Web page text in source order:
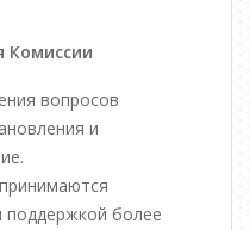
Комиссии
вопросов
и
поддержкой более